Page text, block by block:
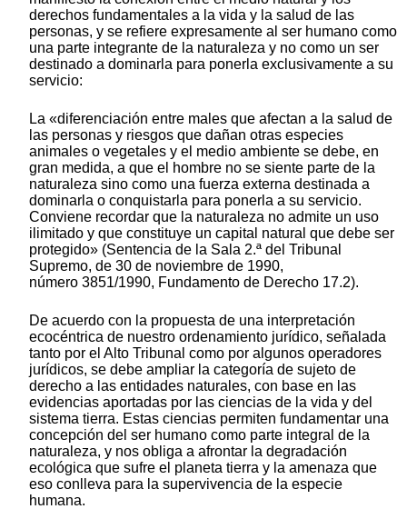
derechos fundamentales a la vida y la salud de las
personas, y se refiere expresamente al ser humano como
una parte integrante de la naturaleza y no como un ser
destinado a dominarla para ponerla exclusivamente a su
servicio:
La «diferenciación entre males que afectan a la salud de
las personas y riesgos que dañan otras especies
animales o vegetales y el medio ambiente se debe, en
gran medida, a que el hombre no se siente parte de la
naturaleza sino como una fuerza externa destinada a
dominarla o conquistarla para ponerla a su servicio.
Conviene recordar que la naturaleza no admite un uso
ilimitado y que constituye un capital natural que debe ser
protegido» (Sentencia de la Sala 2.ª del Tribunal
Supremo, de 30 de noviembre de 1990,
número 3851/1990, Fundamento de Derecho 17.2).
De acuerdo con la propuesta de una interpretación
ecocéntrica de nuestro ordenamiento jurídico, señalada
tanto por el Alto Tribunal como por algunos operadores
jurídicos, se debe ampliar la categoría de sujeto de
derecho a las entidades naturales, con base en las
evidencias aportadas por las ciencias de la vida y del
sistema tierra. Estas ciencias permiten fundamentar una
concepción del ser humano como parte integral de la
naturaleza, y nos obliga a afrontar la degradación
ecológica que sufre el planeta tierra y la amenaza que
eso conlleva para la supervivencia de la especie
humana.